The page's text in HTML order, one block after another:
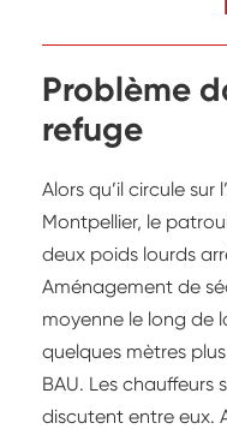
Problème
refuge
Alors qu’il circule sur
Montpellier, le
deux poids lourds
Aménagement de
moyenne le long de
quelques mètres
BAU. Les chauffeurs
discutent entre eux.